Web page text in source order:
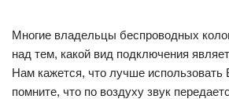
Многие владельцы беспроводных
над тем, какой вид подключения
Нам кажется, что лучше использовать
помните, что по воздуху звук